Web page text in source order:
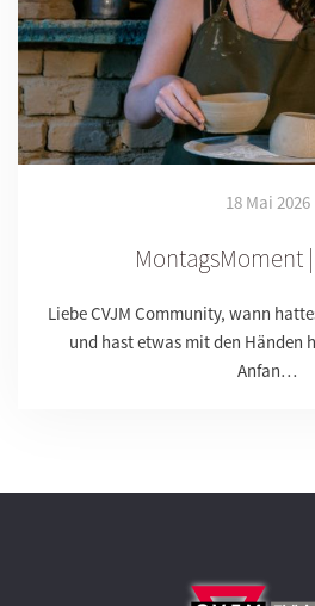
18 Mai 2026
MontagsMoment
Liebe CVJM Community, wann
und hast etwas mit den Händen
Anfan…